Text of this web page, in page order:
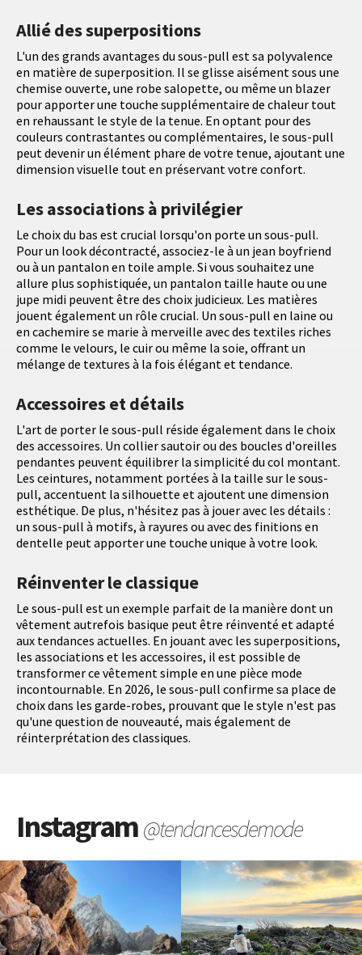
Allié des superpositions
L'un des grands avantages du sous-pull est sa polyvalence
en matière de superposition. Il se glisse aisément sous une
chemise ouverte, une robe salopette, ou même un blazer
pour apporter une touche supplémentaire de chaleur tout
en rehaussant le style de la tenue. En optant pour des
couleurs contrastantes ou complémentaires, le sous-pull
peut devenir un élément phare de votre tenue, ajoutant une
dimension visuelle tout en préservant votre confort.
Les associations à privilégier
Le choix du bas est crucial lorsqu'on porte un sous-pull.
Pour un look décontracté, associez-le à un jean boyfriend
ou à un pantalon en toile ample. Si vous souhaitez une
allure plus sophistiquée, un pantalon taille haute ou une
jupe midi peuvent être des choix judicieux. Les matières
jouent également un rôle crucial. Un sous-pull en laine ou
en cachemire se marie à merveille avec des textiles riches
comme le velours, le cuir ou même la soie, offrant un
mélange de textures à la fois élégant et tendance.
Accessoires et détails
L'art de porter le sous-pull réside également dans le choix
des accessoires. Un collier sautoir ou des boucles d'oreilles
pendantes peuvent équilibrer la simplicité du col montant.
Les ceintures, notamment portées à la taille sur le sous-
pull, accentuent la silhouette et ajoutent une dimension
esthétique. De plus, n'hésitez pas à jouer avec les détails :
un sous-pull à motifs, à rayures ou avec des finitions en
dentelle peut apporter une touche unique à votre look.
Réinventer le classique
Le sous-pull est un exemple parfait de la manière dont un
vêtement autrefois basique peut être réinventé et adapté
aux tendances actuelles. En jouant avec les superpositions,
les associations et les accessoires, il est possible de
transformer ce vêtement simple en une pièce mode
incontournable. En 2026, le sous-pull confirme sa place de
choix dans les garde-robes, prouvant que le style n'est pas
qu'une question de nouveauté, mais également de
réinterprétation des classiques.
Instagram@tendancesdemode